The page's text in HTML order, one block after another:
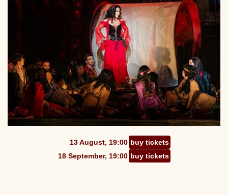
13 August, 19:00 buy tickets
18 September, 19:00 buy tickets